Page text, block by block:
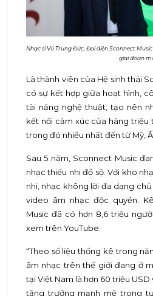
Nhạc sĩ Vũ Trung Đức, Đại diện Sconnect
giai đoạn
Là thành viên của Hệ sinh thái
có sự kết hợp giữa hoạt hình,
tài năng nghệ thuật, tạo nên
kết nối cảm xúc của hàng triệu
trong đó nhiều nhất đến từ Mỹ,
Sau 5 năm, Sconnect Music
nhạc thiếu nhi đồ sộ. Với kho
nhi, nhạc không lời đa dạng
video âm nhạc độc quyền.
Music đã có hơn 8,6 triệu
xem trên YouTube.
“Theo số liệu thống kê trong
âm nhạc trên thế giới đang ở
tại Việt Nam là hơn 60 triệu
tăng trưởng mạnh mẽ trong